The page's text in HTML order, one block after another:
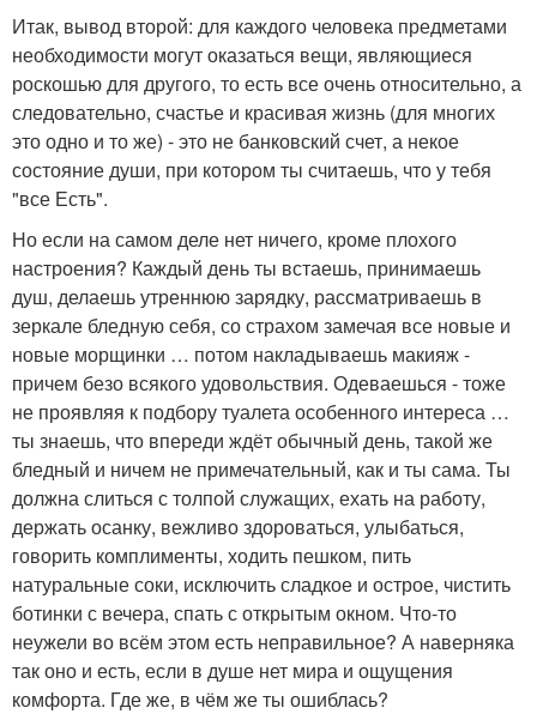
Итак, вывод второй: для каждого человека предметами
необходимости могут оказаться вещи, являющиеся
роскошью для другого, то есть все очень относительно, а
следовательно, счастье и красивая жизнь (для многих
это одно и то же) - это не банковский счет, а некое
состояние души, при котором ты считаешь, что у тебя
"все Есть".
Но если на самом деле нет ничего, кроме плохого
настроения? Каждый день ты встаешь, принимаешь
душ, делаешь утреннюю зарядку, рассматриваешь в
зеркале бледную себя, со страхом замечая все новые и
новые морщинки … потом накладываешь макияж -
причем безо всякого удовольствия. Одеваешься - тоже
не проявляя к подбору туалета особенного интереса …
ты знаешь, что впереди ждёт обычный день, такой же
бледный и ничем не примечательный, как и ты сама. Ты
должна слиться с толпой служащих, ехать на работу,
держать осанку, вежливо здороваться, улыбаться,
говорить комплименты, ходить пешком, пить
натуральные соки, исключить сладкое и острое, чистить
ботинки с вечера, спать с открытым окном. Что-то
неужели во всём этом есть неправильное? А наверняка
так оно и есть, если в душе нет мира и ощущения
комфорта. Где же, в чём же ты ошиблась?